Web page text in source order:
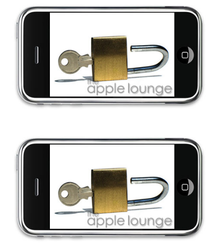
ci sono parecchie indicazioni da seguire:
TAL vi riassume i punti fondamentali e vi
fornisce le indicazioni necessarie per ogni
dispositivo.